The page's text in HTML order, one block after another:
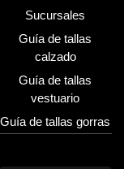
Sucursales
Guía de tallas
calzado
Guía de tallas
vestuario
Guía de tallas gorras